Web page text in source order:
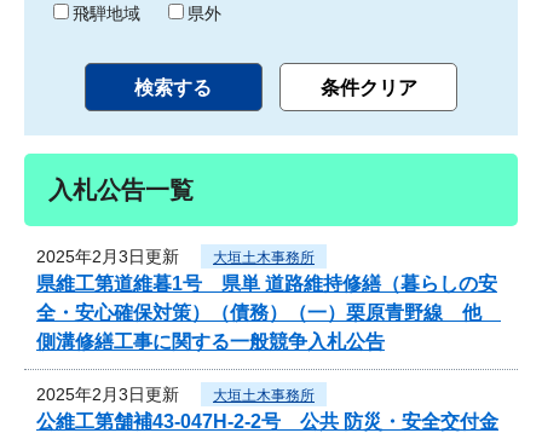
飛騨地域
県外
入札公告一覧
2025年2月3日更新 大垣土木事務所
県維工第道維暮1号 県単 道路維持修繕（暮らしの安
全・安心確保対策）（債務）（一）栗原青野線 他
側溝修繕工事に関する一般競争入札公告
2025年2月3日更新 大垣土木事務所
公維工第舗補43-047H-2-2号 公共 防災・安全交付金